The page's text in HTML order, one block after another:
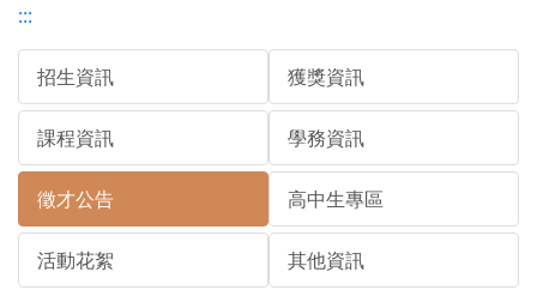
:::
招生資訊 獲獎資訊
課程資訊 學務資訊
徵才公告 高中生專區
活動花絮 其他資訊